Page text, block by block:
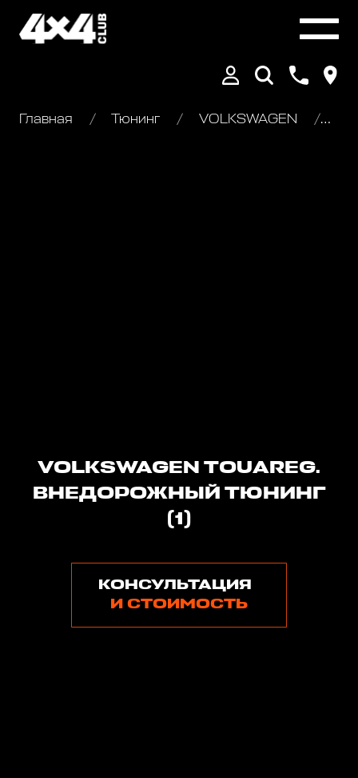
Главная Тюнинг VOLKSWAGEN
VOLKSWAGEN TOUAREG.
ВНЕДОРОЖНЫЙ ТЮНИНГ
(1)
КОНСУЛЬТАЦИЯ
И СТОИМОСТЬ